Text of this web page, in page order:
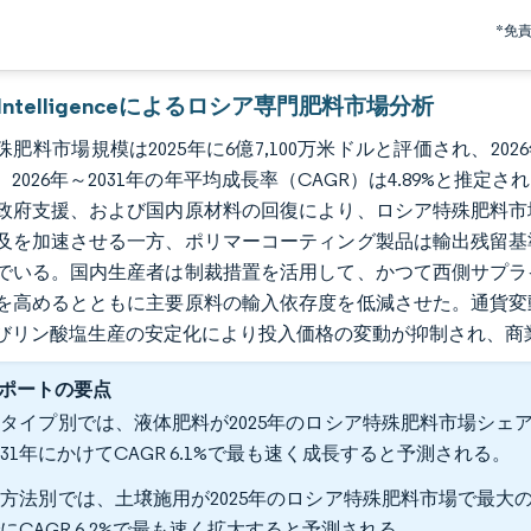
*免
によるロシア専門肥料市場分析
肥料市場規模は2025年に6億7,100万米ドルと評価され、
2026年～2031年の年平均成長率（CAGR）は4.89%と推定
府支援、および国内原材料の回復により、ロシア特殊肥料
を加速させる一方、ポリマーコーティング製品は輸出残留
いる。国内生産者は制裁措置を活用して、かつて西側サプ
高めるとともに主要原料の輸入依存度を低減させた。通貨
リン酸塩生産の安定化により投入価格の変動が抑制され、
ートの要点
イプ別では、液体肥料が2025年のロシア特殊肥料市場シェ
年にかけてCAGR 6.1%で最も速く成長すると予測される。
法別では、土壌施用が2025年のロシア特殊肥料市場で最大